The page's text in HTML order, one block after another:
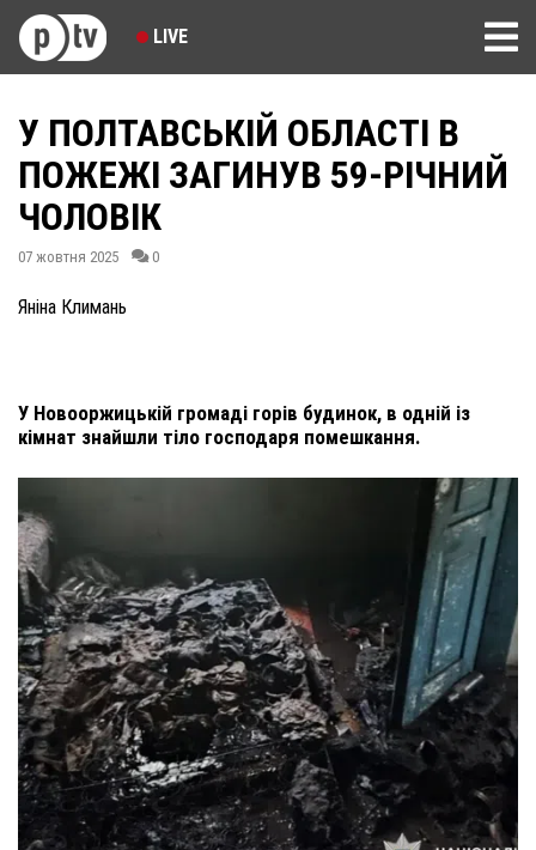
LIVE
У ПОЛТАВСЬКІЙ ОБЛАСТІ В
ПОЖЕЖІ ЗАГИНУВ 59-РІЧНИЙ
ЧОЛОВІК
07 жовтня 2025 0
Яніна Климань
У Новооржицькій громаді горів будинок, в одній із
кімнат знайшли тіло господаря помешкання.